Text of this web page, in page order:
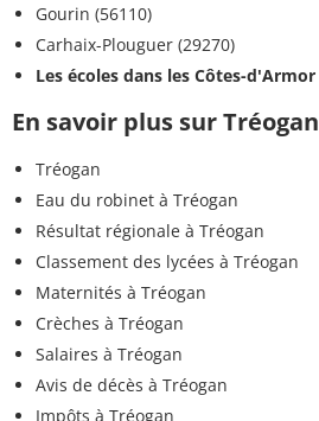
Gourin (56110)
Carhaix-Plouguer (29270)
Les écoles dans les Côtes-d'Armor
En savoir plus sur Tréogan
Tréogan
Eau du robinet à Tréogan
Résultat régionale à Tréogan
Classement des lycées à Tréogan
Maternités à Tréogan
Crèches à Tréogan
Salaires à Tréogan
Avis de décès à Tréogan
Impôts à Tréogan